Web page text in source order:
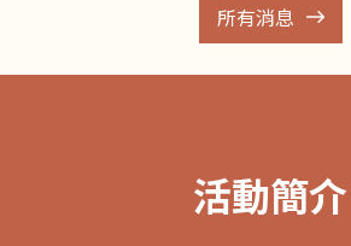
所有消息
活動簡介